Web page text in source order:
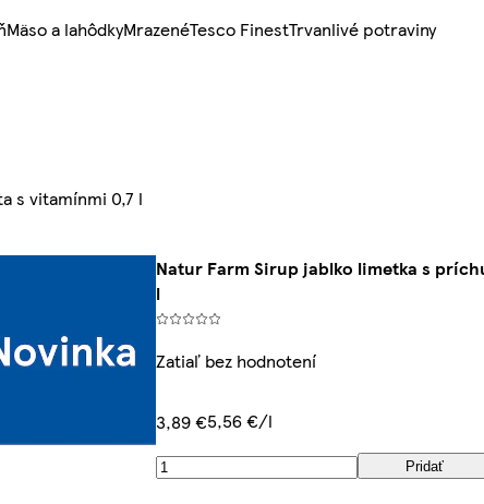
Mäso a lahôdkyMrazenéTesco FinestTrvanlivé potraviny
s vitamínmi 0,7 l
Natur Farm Sirup jablko limetka s
l
Zatiaľ bez hodnotení
3,89 €5,56 €/l
Pridať